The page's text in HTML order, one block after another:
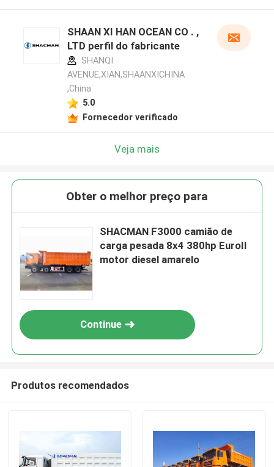
SHAAN XI HAN OCEAN CO . ,
LTD perfil do fabricante
SHANQI
AVENUE,XIAN,SHAANXICHINA
,China
5.0
Fornecedor verificado
Veja mais
Obter o melhor preço para
SHACMAN F3000 camião de
carga pesada 8x4 380hp EuroII
motor diesel amarelo
Continue
Produtos recomendados